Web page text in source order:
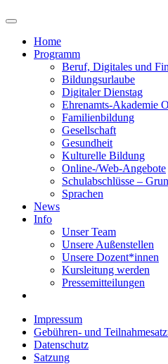
Home
Programm
Beruf, Digitales und
Bildungsurlaube
Digitaler Dienstag
Ehrenamts-Akademie
Familienbildung
Gesellschaft
Gesundheit
Kulturelle Bildung
Online-/Web-Angebote
Schulabschlüsse –
Sprachen
News
Info
Unser Team
Unsere Außenstellen
Unsere Dozent*innen
Kursleitung werden
Pressemitteilungen
Impressum
Gebühren- und
Datenschutz
Satzung